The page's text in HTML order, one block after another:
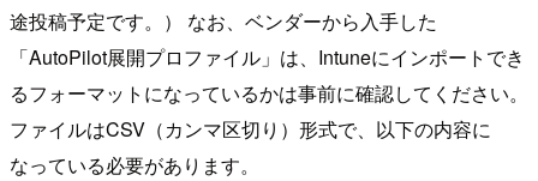
途投稿予定です。） なお、ベンダーから入手した
「AutoPilot展開プロファイル」は、Intuneにインポートでき
るフォーマットになっているかは事前に確認してください。
ファイルはCSV（カンマ区切り）形式で、以下の内容に
なっている必要があります。